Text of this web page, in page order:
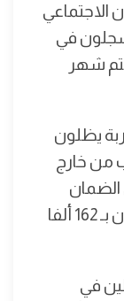
الاجتماعي
مغربيا مسجلون في
شهر
يظلون
من خارج
الضمان
الاجتماعي بإسبانيا، يليهم الكولومبيون بـ 162 ألفا
في